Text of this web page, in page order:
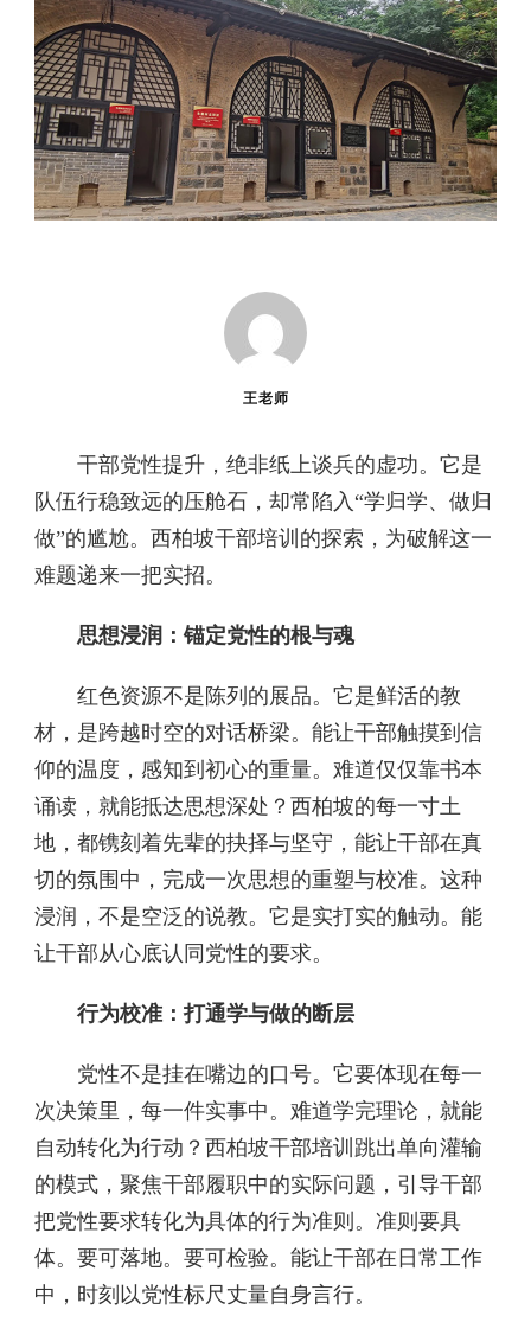
王老师
干部党性提升，绝非纸上谈兵的虚功。它是
队伍行稳致远的压舱石，却常陷入“学归学、做归
做”的尴尬。西柏坡干部培训的探索，为破解这一
难题递来一把实招。
思想浸润：锚定党性的根与魂
红色资源不是陈列的展品。它是鲜活的教
材，是跨越时空的对话桥梁。能让干部触摸到信
仰的温度，感知到初心的重量。难道仅仅靠书本
诵读，就能抵达思想深处？西柏坡的每一寸土
地，都镌刻着先辈的抉择与坚守，能让干部在真
切的氛围中，完成一次思想的重塑与校准。这种
浸润，不是空泛的说教。它是实打实的触动。能
让干部从心底认同党性的要求。
行为校准：打通学与做的断层
党性不是挂在嘴边的口号。它要体现在每一
次决策里，每一件实事中。难道学完理论，就能
自动转化为行动？西柏坡干部培训跳出单向灌输
的模式，聚焦干部履职中的实际问题，引导干部
把党性要求转化为具体的行为准则。准则要具
体。要可落地。要可检验。能让干部在日常工作
中，时刻以党性标尺丈量自身言行。